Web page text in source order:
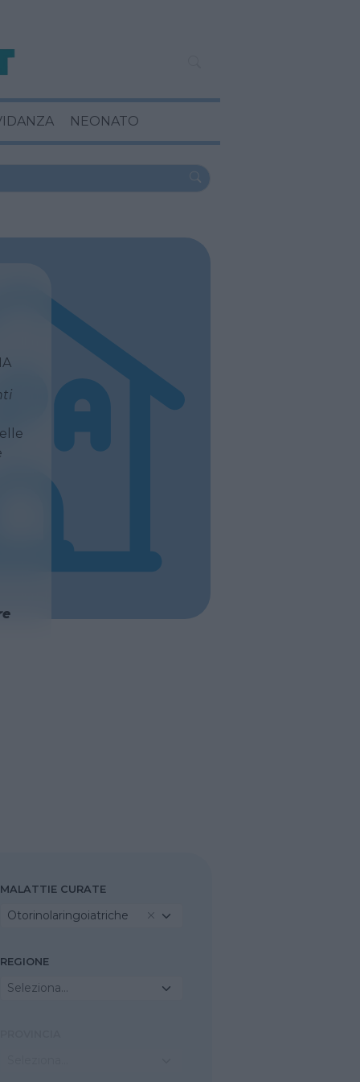
NEONATO
MALATTIE CURATE
Otorinolaringoiatriche
REGIONE
Seleziona...